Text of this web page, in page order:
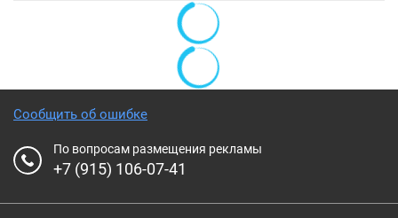
Сообщить об ошибке
По вопросам размещения рекламы
+7 (915) 106-07-41